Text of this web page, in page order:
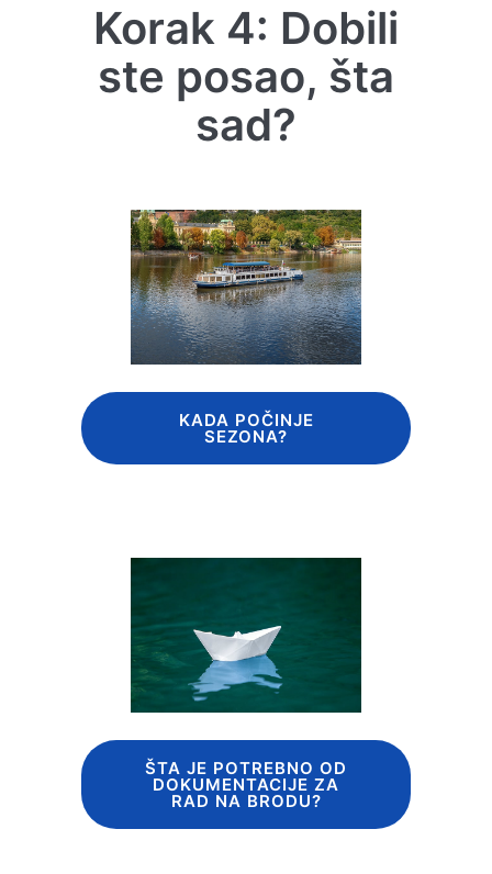
Korak 4: Dobili
ste posao, šta
sad?
KADA POČINJE
SEZONA?
ŠTA JE POTREBNO OD
DOKUMENTACIJE ZA
RAD NA BRODU?